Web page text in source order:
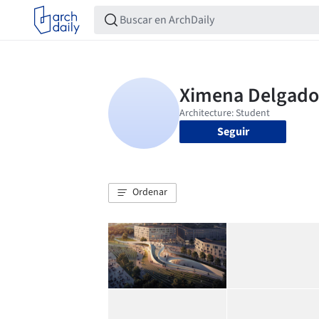
Seguir
Ordenar